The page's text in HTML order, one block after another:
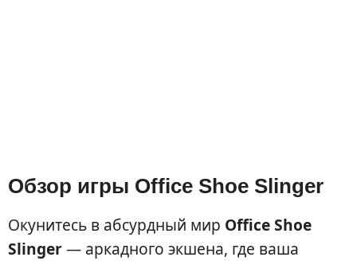
Обзор игры Office Shoe Slinger
Окунитесь в абсурдный мир Office Shoe
Slinger— аркадного экшена, где ваша